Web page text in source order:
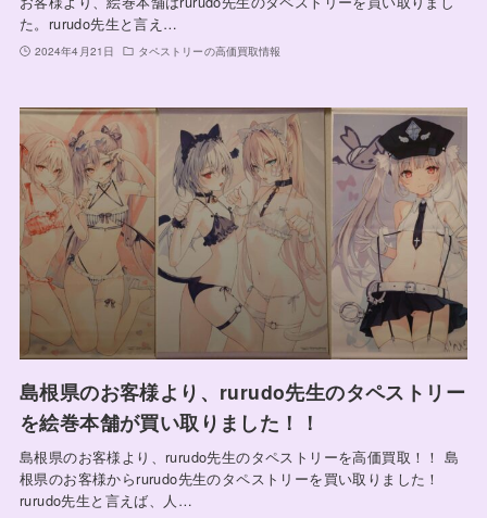
た。rurudo先生と言え…
2024年4月21日 タペストリーの高価買取情報
島根県のお客様より、rurudo先生のタペストリー
を絵巻本舗が買い取りました！！
島根県のお客様より、rurudo先生のタペストリーを高価買取！！ 島
根県のお客様からrurudo先生のタペストリーを買い取りました！
rurudo先生と言えば、人…